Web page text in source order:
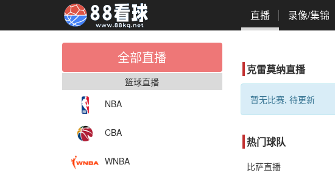
直播 录像/集锦
全部直播
篮球直播
NBA
CBA
WNBA
克雷莫纳直播
暂无比赛, 待更新
热门球队
比萨直播